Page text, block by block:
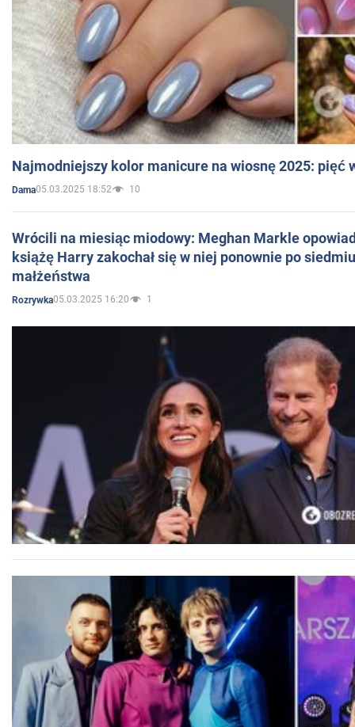
Najmodniejszy kolor manicure na wiosnę 2025: pięć
Dama05.03.2025 18:52 10
Wrócili na miesiąc miodowy: Meghan Markle
książę Harry zakochał się w niej ponownie po
małżeństwa
Rozrywka05.03.2025 16:20 1